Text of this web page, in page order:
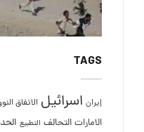
TAGS
إيران اسرائيل الاتفاق
الامارات التحالف التطبيع